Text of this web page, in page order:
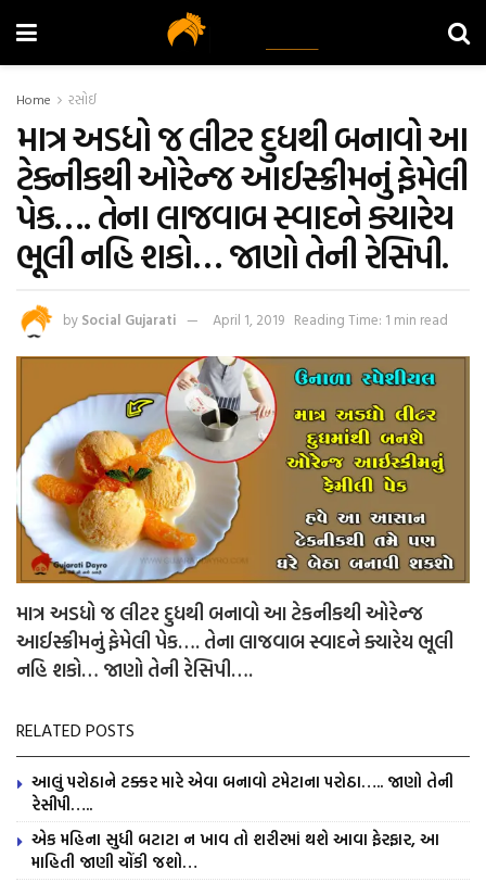
Home રસોઈ
માત્ર અડધો જ લીટર દુધથી બનાવો આ
ટેકનીકથી ઓરેન્જ આઈસ્ક્રીમનું ફેમેલી
પેક…. તેના લાજવાબ સ્વાદને ક્યારેય
ભૂલી નહિ શકો… જાણો તેની રેસિપી.
by Social Gujarati April 1, 2019 Reading Time: 1 min read
માત્ર અડધો જ લીટર દુધથી બનાવો આ ટેકનીકથી ઓરેન્જ
આઈસ્ક્રીમનું ફેમેલી પેક…. તેના લાજવાબ સ્વાદને ક્યારેય ભૂલી
નહિ શકો… જાણો તેની રેસિપી….
RELATED POSTS
આલું પરોઠાને ટક્કર મારે એવા બનાવો ટમેટાના પરોઠા….. જાણો તેની
રેસીપી…..
એક મહિના સુધી બટાટા ન ખાવ તો શરીરમાં થશે આવા ફેરફાર, આ
માહિતી જાણી ચોંકી જશો…